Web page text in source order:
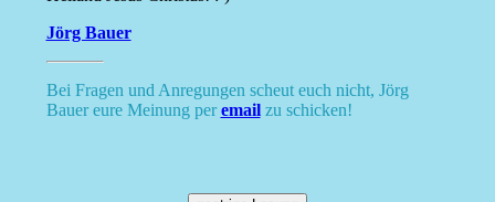
Jörg Bauer
Bei Fragen und Anregungen scheut euch nicht, Jörg
Bauer eure Meinung peremailzu schicken!